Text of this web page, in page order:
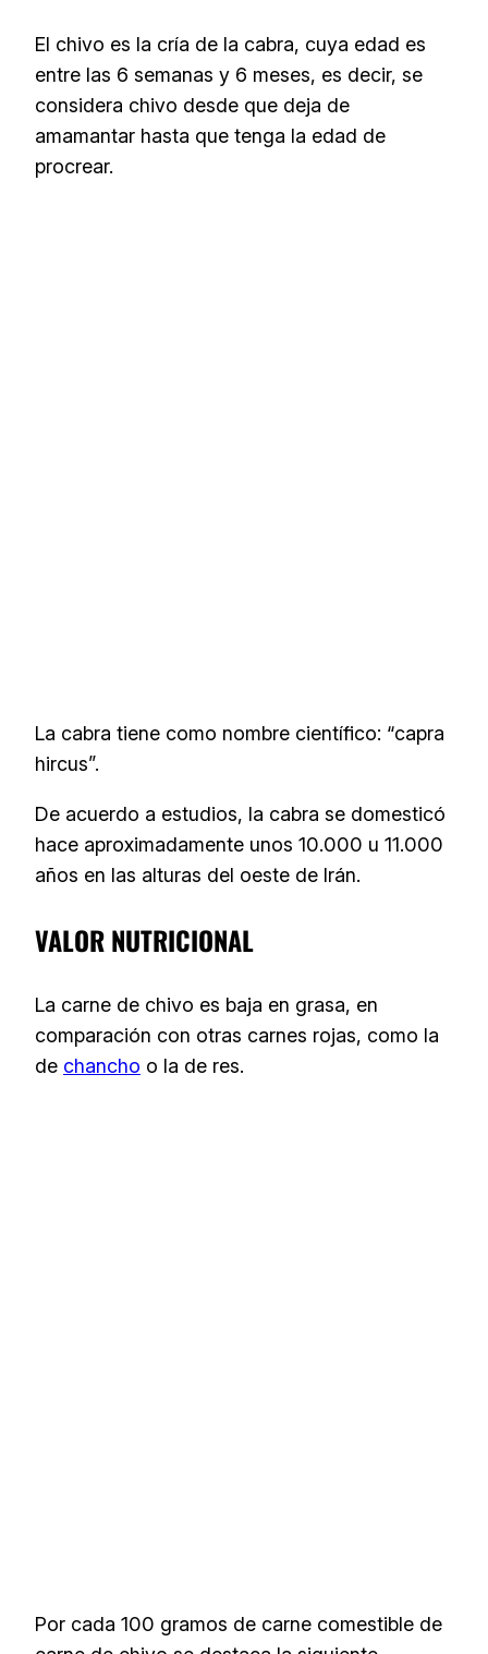
El chivo es la cría de la cabra, cuya edad es
entre las 6 semanas y 6 meses, es decir, se
considera chivo desde que deja de
amamantar hasta que tenga la edad de
procrear.
La cabra tiene como nombre científico: “capra
hircus”.
De acuerdo a estudios, la cabra se domesticó
hace aproximadamente unos 10.000 u 11.000
años en las alturas del oeste de Irán.
VALOR NUTRICIONAL
La carne de chivo es baja en grasa, en
comparación con otras carnes rojas, como la
de chancho o la de res.
Por cada 100 gramos de carne comestible de